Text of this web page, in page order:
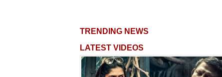
TRENDING NEWS
LATEST VIDEOS